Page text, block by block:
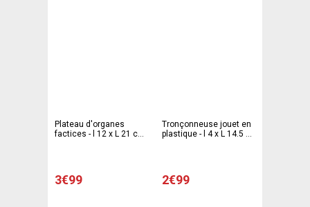
Plateau d'organes
factices - l 12 x L 21 cm
3€99
Tronçonneuse jouet en
plastique - l 4 x L 14.5 x
2€99